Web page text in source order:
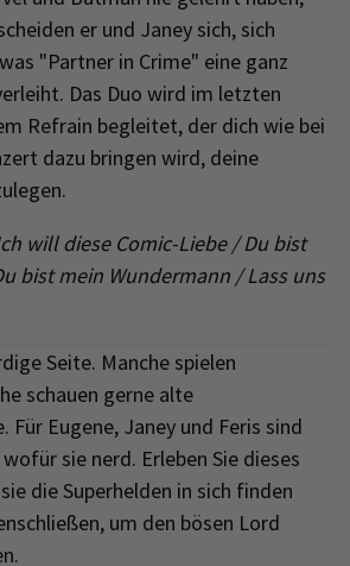
er und Janey sich, sich
"Partner in Crime" eine ganz
Das Duo wird im letzten
Refrain begleitet, der dich wie bei
dazu bringen wird, deine
will diese Comic-Liebe / Du bist
bist mein Wundermann / Lass uns
Seite. Manche spielen
schauen gerne alte
Für Eugene, Janey und Feris sind
sie nerd. Erleben Sie dieses
die Superhelden in sich finden
um den bösen Lord